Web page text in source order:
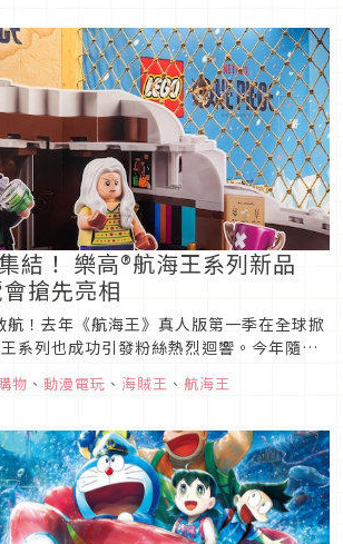
結！ 樂高®航海王系列新品
搶先亮相
航！去年《航海王》真人版第一季在全球掀
系列也成功引發粉絲熱烈迴響。今年隨著
，經典角色、熱血對決與精彩篇章再次點
物 、 動漫電玩 、 海賊王 、 航海王